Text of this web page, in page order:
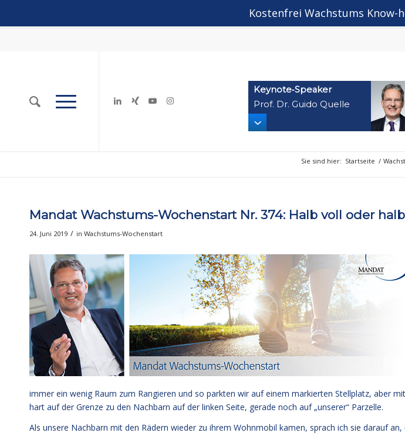
Keynote‑Speaker
Prof. Dr. Guido Quelle
Sie sind hier: Startseite /
Mandat Wachstums-Wochenstart Nr. 374: Halb voll oder
24. Juni 2019 / in Wachstums-Wochenstart
immer ein wenig Raum zum Rangieren und so parkten wir auf einem markierten Stellplatz, aber
hart auf der Grenze zu den Nachbarn auf der linken Seite, gerade noch auf „unserer“ Parzelle.
Als unsere Nachbarn mit den Rädern wieder zu ihrem Wohnmobil kamen, sprach ich sie darauf an,
Kostenfrei Wachstums Know-